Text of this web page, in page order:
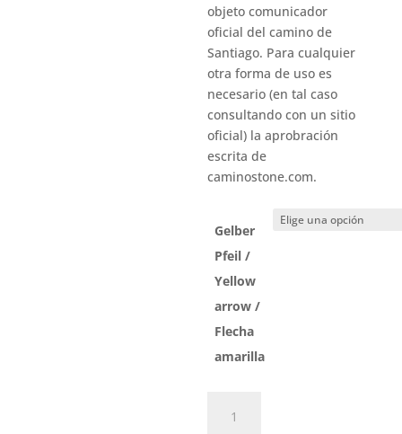
objeto comunicador
oficial del camino de
Santiago. Para cualquier
otra forma de uso es
necesario (en tal caso
consultando con un sitio
oficial) la aprobración
escrita de
caminostone.com.
Gelber
Pfeil /
Yellow
arrow /
Flecha
amarilla
Fisterra